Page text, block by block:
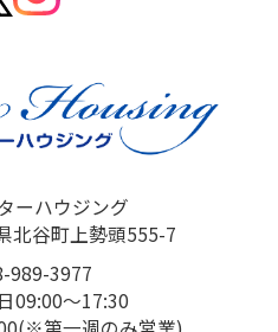
ーハウジング
北谷町上勢頭555-7
989-3977
09:00～17:30